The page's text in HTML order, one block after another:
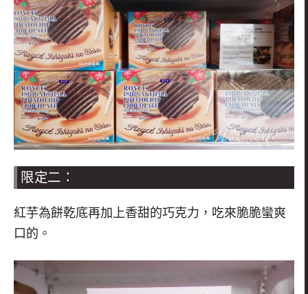
限定二：
紅芋為餅乾底再加上香甜的巧克力，吃來脆脆蠻爽
口的。